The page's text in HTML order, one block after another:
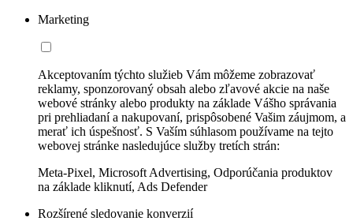
Marketing
Akceptovaním týchto služieb Vám môžeme zobrazovať
reklamy, sponzorovaný obsah alebo zľavové akcie na naše
webové stránky alebo produkty na základe Vášho správania
pri prehliadaní a nakupovaní, prispôsobené Vašim záujmom, a
merať ich úspešnosť. S Vaším súhlasom používame na tejto
webovej stránke nasledujúce služby tretích strán:
Meta-Pixel, Microsoft Advertising, Odporúčania produktov
na základe kliknutí, Ads Defender
Rozšírené sledovanie konverzií